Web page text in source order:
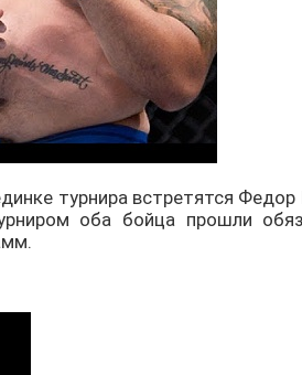
турнира встретятся
оба бойца прошли